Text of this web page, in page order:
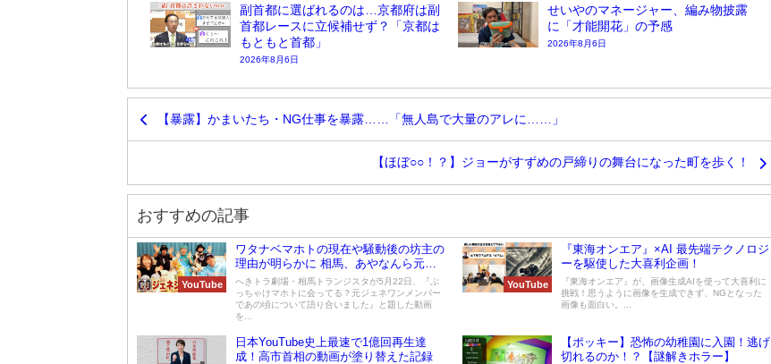
副首都に選ばれるのは…京都府は副
首都レースに立候補せず？「京都は
もともと首都」
2026年8月6日
せいやのマネージャー、編み物披露
に「才能開花」の予感
2026年8月6日
【暴露】かまいたち・NG仕事を暴露……「無人島で大量のアレに……」
【ほぼ○○！？】ジョーがすずめの戸締りの舞台になった町を歩く！
おすすめの記事
YouTube
ワタナベマホトの現在や騒動後の坊主の
理由が明らかに 相馬、あやなんら元ジ
ェネシスワンメンバーが告白
へきトラ劇場・相馬トランジスタが5月22日、『ぶ
っちゃけマホトに会ってる？元ジェネワンメンバー
であの頃について語り合いました』と題した動画
を...
YouTube
『東海オンエア』×AI 最先端テクノロジ
ーを駆使した大喜利企画！
『東海オンエア』が、画像生成AIを使って大喜利に
挑戦！思うように画像を生成できず、NGとなった
画像も面白い。...
日本YouTube史上最速で1億回再生達
成！高市首相の動画が塗り替えた記録
【ポッキー】恐怖の幼稚園に入園！逃げ
切れるのか！？【謎解きホラー】